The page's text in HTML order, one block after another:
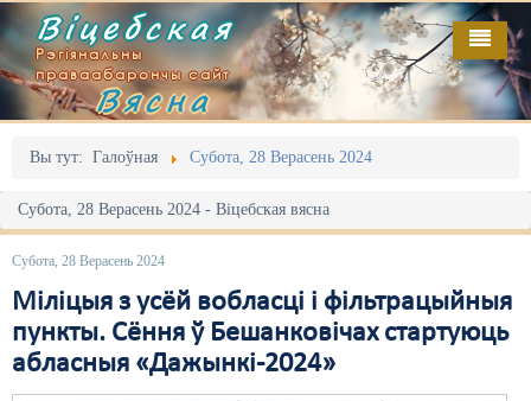
Віцебская
Рэгіянальны
праваабарончы сайт
Вясна
Вы тут: Галоўная Субота, 28 Верасень 2024
Субота, 28 Верасень 2024 - Віцебская вясна
Субота, 28 Верасень 2024
Міліцыя з усёй вобласці і фільтрацыйныя
пункты. Сёння ў Бешанковічах стартуюць
абласныя «Дажынкі-2024»
Галоўная
Адміністрацыйны перасьлед
Акцыі
Выбары
Грамадзянскія ініцыятывы
Дзяржава
Выданьні
Відэа
Пра нас
RSS